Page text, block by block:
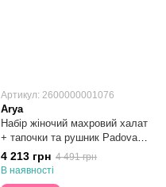
Артикул: 2600000001076
Arya
Набір жіночий махровий халат
+ тапочки та рушник Padova
Arya 100% Бавовна Рожевий
S/M
4 213 грн 4 491 грн
В наявності